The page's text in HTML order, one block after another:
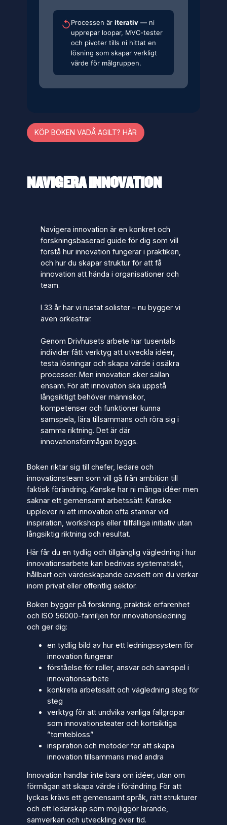
↺Processen är iterativ— ni
upprepar loopar, MVC-tester
och pivoter tills ni hittat en
lösning som skapar verkligt
värde för målgruppen.
KÖP BOKEN VADÅ AGILT? HÄR
NAVIGERA INNOVATION
Navigera innovation är en konkret och
forskningsbaserad guide för dig som vill
förstå hur innovation fungerar i praktiken,
och hur du skapar struktur för att få
innovation att hända i organisationer och
team.
I 33 år har vi rustat solister – nu bygger vi
även orkestrar.
Genom Drivhusets arbete har tusentals
individer fått verktyg att utveckla idéer,
testa lösningar och skapa värde i osäkra
processer. Men innovation sker sällan
ensam. För att innovation ska uppstå
långsiktigt behöver människor,
kompetenser och funktioner kunna
samspela, lära tillsammans och röra sig i
samma riktning. Det är där
innovationsförmågan byggs.
Boken riktar sig till chefer, ledare och
innovationsteam som vill gå från ambition till
faktisk förändring. Kanske har ni många idéer men
saknar ett gemensamt arbetssätt. Kanske
upplever ni att innovation ofta stannar vid
inspiration, workshops eller tillfälliga initiativ utan
långsiktig riktning och resultat.
Här får du en tydlig och tillgänglig vägledning i hur
innovationsarbete kan bedrivas systematiskt,
hållbart och värdeskapande oavsett om du verkar
inom privat eller offentlig sektor.
Boken bygger på forskning, praktisk erfarenhet
och ISO 56000-familjen för innovationsledning
och ger dig:
en tydlig bild av hur ett ledningssystem för
innovation fungerar
förståelse för roller, ansvar och samspel i
innovationsarbete
konkreta arbetssätt och vägledning steg för
steg
verktyg för att undvika vanliga fallgropar
som innovationsteater och kortsiktiga
”tomtebloss”
inspiration och metoder för att skapa
innovation tillsammans med andra
Innovation handlar inte bara om idéer, utan om
förmågan att skapa värde i förändring. För att
lyckas krävs ett gemensamt språk, rätt strukturer
och ett ledarskap som möjliggör lärande,
samverkan och utveckling över tid.